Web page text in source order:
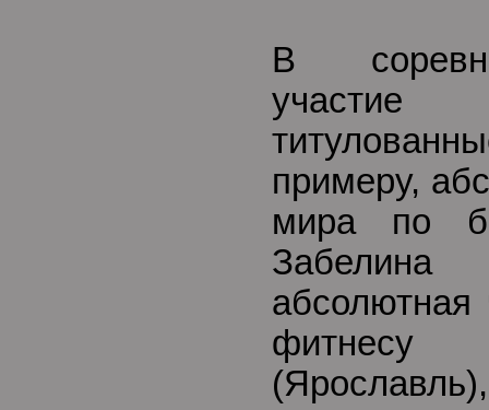
В
примеру,
мира по
Забелина
фитнесу